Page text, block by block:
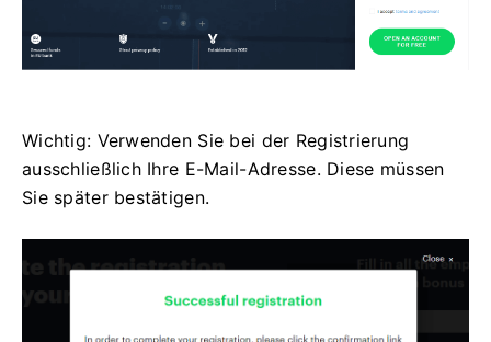
Wichtig: Verwenden Sie bei der Registrierung
ausschließlich Ihre E-Mail-Adresse. Diese müssen
Sie später bestätigen.